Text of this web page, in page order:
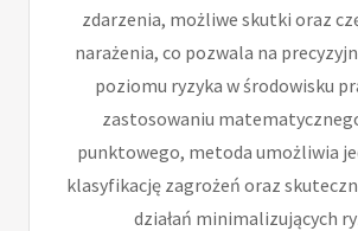
zdarzenia, możliwe skutki oraz
narażenia, co pozwala na
poziomu ryzyka w środowisku
zastosowaniu
punktowego, metoda umożliwia
klasyfikację zagrożeń oraz
działań minimalizujących